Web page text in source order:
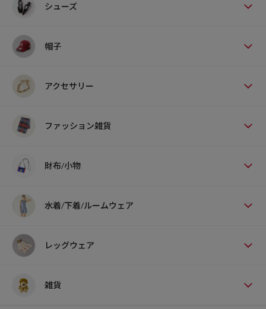
シューズ
帽子
アクセサリー
ファッション雑貨
財布/小物
水着/下着/ルームウェア
レッグウェア
雑貨